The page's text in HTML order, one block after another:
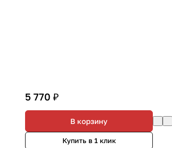
5 770 ₽
В корзину
Купить в 1 клик